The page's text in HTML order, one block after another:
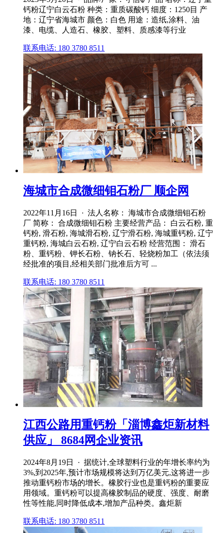
钙粉辽宁白云石粉 种类：重质碳酸钙 细度：1250目 产
地：辽宁省海城市 颜色：白色 用途：造纸,涂料、油
漆、电缆、人造石、橡胶、塑料、质感漆等行业
联系电话: 180 3780 8511
海城市合成微细钼石粉厂 顺企网
2022年11月16日 · 法人名称： 海城市合成微细钼石粉
厂 简称： 合成微细钼石粉 主要经营产品： 白云石粉, 重
钙粉, 滑石粉, 海城滑石粉, 辽宁滑石粉, 海城重钙粉, 辽宁
重钙粉, 海城白云石粉, 辽宁白云石粉 经营范围： 滑石
粉、重钙粉、钾长石粉、钠长石、轻烧粉加工（依法须
经批准的项目,经相关部门批准后方可 ...
联系电话: 180 3780 8511
江西公路用重钙粉「淄博鑫炬新材料
供应」 8684网企业资讯
2024年8月19日 · 据统计,全球塑料行业的年增长率约为
3%,到2025年,预计市场规模将达到万亿美元,这将进一步
推动重钙粉市场的增长。橡胶行业也是重钙粉的重要应
用领域。重钙粉可以提高橡胶制品的硬度、强度、耐磨
性等性能,同时降低成本,增加产品种类。鑫炬新
联系电话: 180 3780 8511